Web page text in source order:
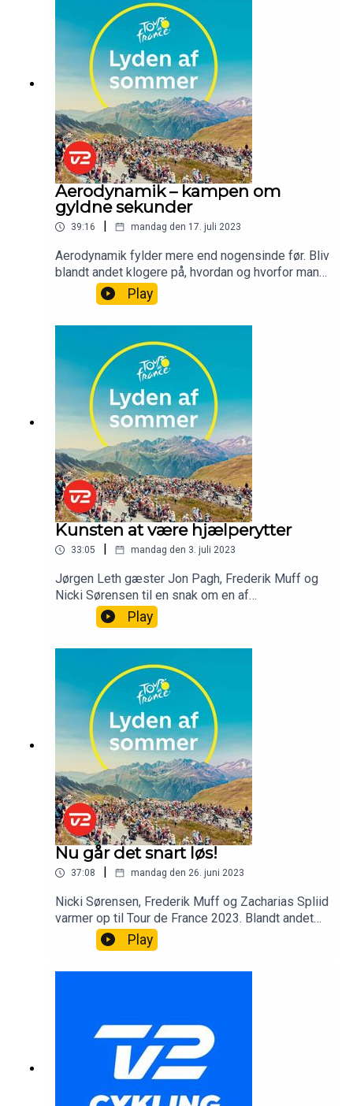
Aerodynamik – kampen om
gyldne sekunder
39:16 | mandag den 17. juli 2023
Aerodynamik fylder mere end nogensinde før. Bliv
blandt andet klogere på, hvordan og hvorfor man
kan vinde 20 sekunder på en enkeltstart ved at
have den optimale dragt.
Play
Kunsten at være hjælperytter
33:05 mandag den 3. juli 2023
Jørgen Leth gæster Jon Pagh, Frederik Muff og
Nicki Sørensen til en snak om en af
cykelsportens vigtigste roller: Hjælperytteren.
Play
Nu går det snart løs!
37:08 mandag den 26. juni 2023
Nicki Sørensen, Frederik Muff og Zacharias Spliid
varmer op til Tour de France 2023. Blandt andet
med det helt store spørgsmål: Vingegaard eller
Pogacar?
Play